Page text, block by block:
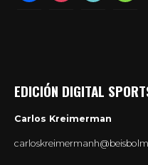
EDICIÓN DIGITAL
Carlos Kreimerman